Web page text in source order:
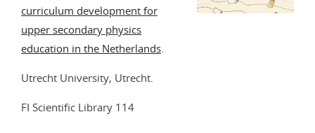
curriculum development for
upper secondary physics
education in the Netherlands.
Utrecht University, Utrecht.
FI Scientific Library 114